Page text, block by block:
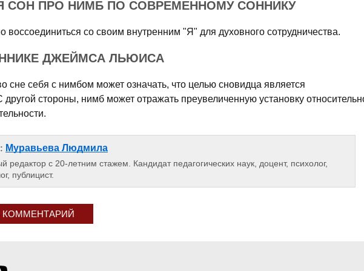
СОН ПРО НИМБ ПО СОВРЕМЕННОМУ СОННИКУ
воссоединиться со своим внутренним "Я" для духовного сотрудничества.
ДЖЕЙМСА ЛЬЮИСА
сне себя с нимбом может означать, что целью сновидца является
стороны, нимб может отражать преувеличенную установку
Муравьева Людмила
редактор с 20-летним стажем. Кандидат педагогических наук, доцент, психолог,
публицист.
КОММЕНТАРИЙ